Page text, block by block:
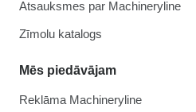
Atsauksmes par Machineryline
Zīmolu katalogs
Mēs piedāvājam
Reklāma Machineryline